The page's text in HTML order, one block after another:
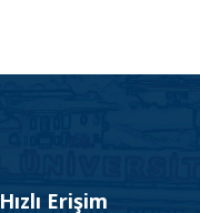
Hızlı Erişim